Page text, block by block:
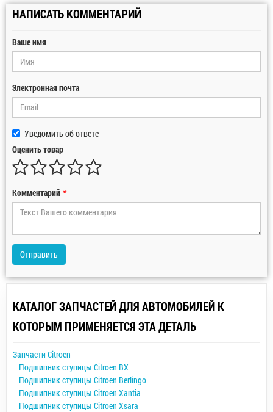
НАПИСАТЬ КОММЕНТАРИЙ
Ваше имя
Электронная почта
Уведомить об ответе
Оценить товар
Комментарий *
Отправить
КАТАЛОГ ЗАПЧАСТЕЙ ДЛЯ АВТОМОБИЛЕЙ К
КОТОРЫМ ПРИМЕНЯЕТСЯ ЭТА ДЕТАЛЬ
Запчасти Citroen
Подшипник ступицы Citroen BX
Подшипник ступицы Citroen Berlingo
Подшипник ступицы Citroen Xantia
Подшипник ступицы Citroen Xsara